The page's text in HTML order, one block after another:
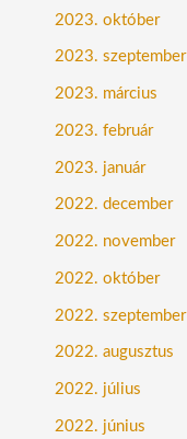
2023. október
2023. szeptember
2023. március
2023. február
2023. január
2022. december
2022. november
2022. október
2022. szeptember
2022. augusztus
2022. július
2022. június